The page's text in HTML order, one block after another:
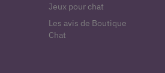
Jeux pour chat
Les avis de Boutique
Chat